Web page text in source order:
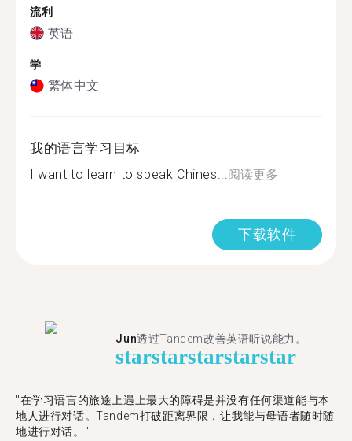
流利
英语
学
繁体中文
我的语言学习目标
I want to learn to speak Chines...阅读更多
下载软件
Jun透过Tandem改善英语听说能力。
starstarstarstarstar
"在学习语言的旅途上遇上最大的障碍是并没有任何渠道能与本
地人进行对话。Tandem打破距离界限，让我能与母语者随时随
地进行对话。"